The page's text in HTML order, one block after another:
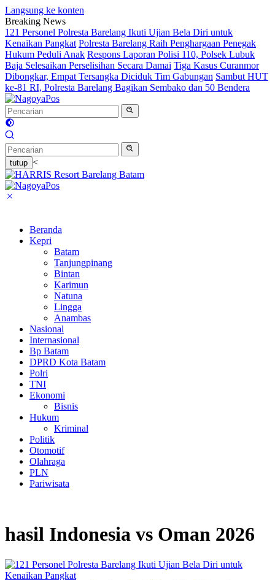
Langsung ke konten
Breaking News
121 Personel Polresta Barelang Ikuti Ujian Bela Diri untuk
Kenaikan Pangkat Polresta Barelang Raih Penghargaan Penegak
Hukum Peduli Anak Respons Laporan Polisi 110, Polsek Lubuk
Baja Selesaikan Perselisihan Secara Damai Tiga Kasus Curanmor
Dibongkar, Empat Tersangka Diciduk Tim Gabungan Sambut HUT
ke-81 RI, Polresta Barelang Bagikan Sembako dan 50 Bendera
tutup <
Beranda
Kepri
Batam
Tanjungpinang
Bintan
Karimun
Natuna
Lingga
Anambas
Nasional
Internasional
Bp Batam
DPRD Kota Batam
Polri
TNI
Ekonomi
Bisnis
Hukum
Kriminal
Politik
Otomotif
Olahraga
PLN
Pariwisata
hasil Indonesia vs Oman 2026